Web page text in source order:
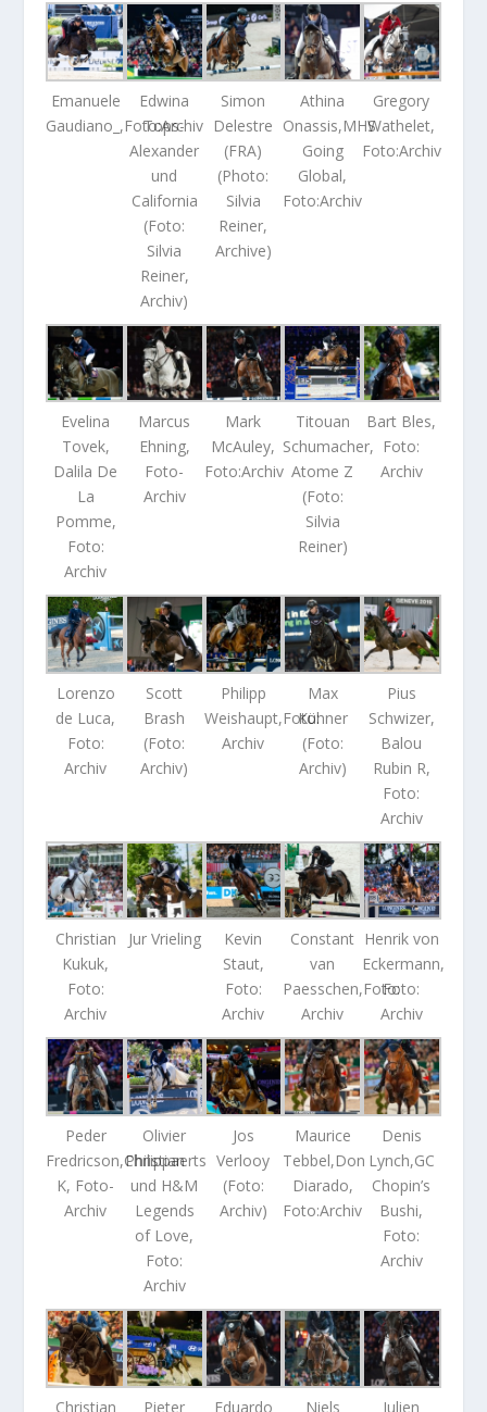
Emanuele
Gaudiano_,Foto:Archiv
Edwina
Tops-
Alexander
und
California
(Foto:
Silvia
Reiner,
Archiv)
Simon
Delestre
(FRA)
(Photo:
Silvia
Reiner,
Archive)
Athina
Onassis,MHS
Going
Global,
Foto:Archiv
Gregory
Wathelet,
Foto:Archiv
Evelina
Tovek,
Dalila De
La
Pomme,
Foto:
Archiv
Marcus
Ehning,
Foto-
Archiv
Mark
McAuley,
Foto:Archiv
Titouan
Schumacher,
Atome Z
(Foto:
Silvia
Reiner)
Bart Bles,
Foto:
Archiv
Lorenzo
de Luca,
Foto:
Archiv
Scott
Brash
(Foto:
Archiv)
Philipp
Weishaupt,Foto:
Archiv
Max
Kühner
(Foto:
Archiv)
Pius
Schwizer,
Balou
Rubin R,
Foto:
Archiv
Christian
Kukuk,
Foto:
Archiv
Jur Vrieling
Kevin
Staut,
Foto:
Archiv
Constant
van
Paesschen,Foto:
Archiv
Henrik von
Eckermann,
Foto:
Archiv
Peder
Fredricson,Christian
K, Foto-
Archiv
Olivier
Philippaerts
und H&M
Legends
of Love,
Foto:
Archiv
Jos
Verlooy
(Foto:
Archiv)
Maurice
Tebbel,Don
Diarado,
Foto:Archiv
Denis
Lynch,GC
Chopin’s
Bushi,
Foto:
Archiv
Christian Pieter Eduardo Niels Julien